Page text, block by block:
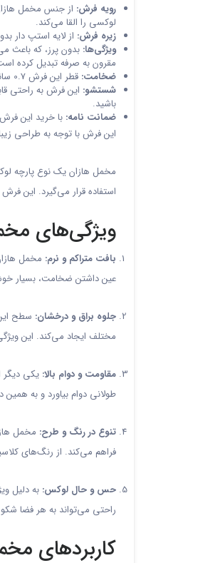
رویه فرش: از جنس مخمل
لوکسی را القا می‌کند.
زیره فرش: از لایه استپ دار
ویژگی‌ها: بدون پرز، که باعث
مقرون به صرفه تبدیل کرده
ضخامت: قطر این فرش 0.7 سانتی‌متر است که علاوه بر لطافت، راحتی بیشتری را هنگام استفاده فراهم می‌کند.
شستشو: این فرش به راحتی
باشید.
ضمانت نامه: با خرید این فرش، از ضمانت نامه 24 ماهه
این فرش با توجه به طراحی
مخمل هازان یک نوع پارچه
استفاده قرار می‌گیرد. این
ویژگی‌های
بافت متراکم و نرم: مخمل
عین داشتن ضخامت، بسیار
جلوه براق و درخشان: سطح
مختلف ایجاد می‌کند. این
مقاومت و دوام بالا: یکی دیگر
طولانی دوام بیاورد و به همین
تنوع در رنگ و طرح: مخمل
فراهم می‌کند. از رنگ‌های
حس و حال لوکس: به دلیل
راحتی می‌تواند به هر فضا
کاربردهای